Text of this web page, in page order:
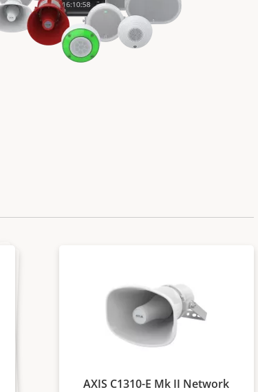
AXIS C1310-E Mk II Network